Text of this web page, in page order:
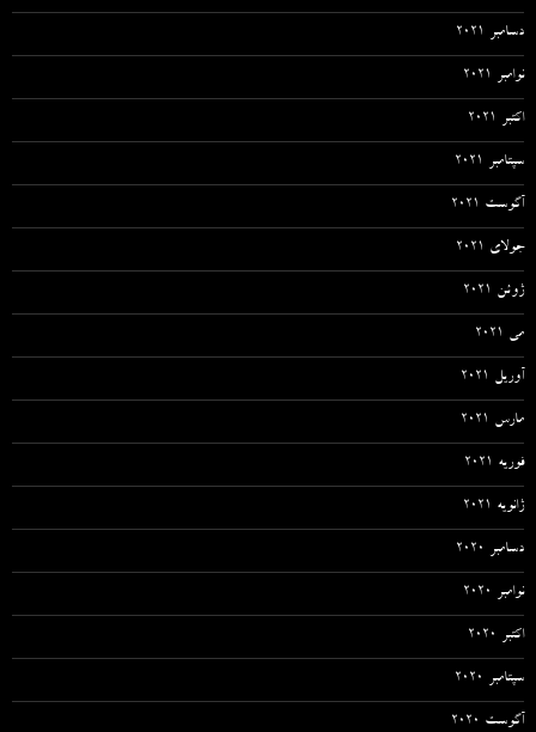
دسامبر 2021
نوامبر 2021
اکتبر 2021
سپتامبر 2021
آگوست 2021
جولای 2021
ژوئن 2021
می 2021
آوریل 2021
مارس 2021
فوریه 2021
ژانویه 2021
دسامبر 2020
نوامبر 2020
اکتبر 2020
سپتامبر 2020
آگوست 2020